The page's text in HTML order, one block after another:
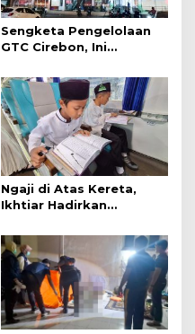
Sengketa Pengelolaan
GTC Cirebon, Ini
Simanjuntak
Ngaji di Atas Kereta,
Ikhtiar Hadirkan
Nyaman